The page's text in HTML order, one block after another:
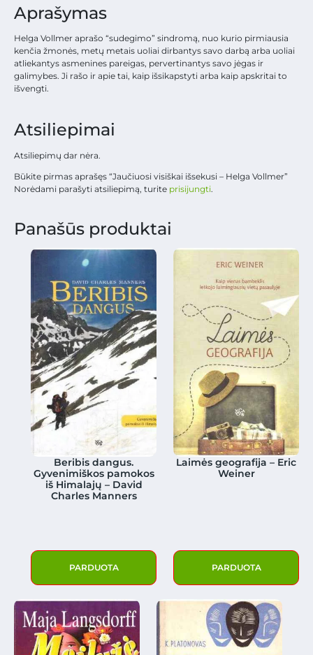
Aprašymas
Helga Vollmer aprašo “sudegimo” sindromą, nuo kurio pirmiausia
kenčia žmonės, metų metais uoliai dirbantys savo darbą arba uoliai
atliekantys asmenines pareigas, pervertinantys savo jėgas ir
galimybes. Ji rašo ir apie tai, kaip išsikapstyti arba kaip apskritai to
išvengti.
Atsiliepimai
Atsiliepimų dar nėra.
Būkite pirmas aprašęs “Jaučiuosi visiškai išsekusi – Helga Vollmer”
Norėdami parašyti atsiliepimą, turite prisijungti.
Panašūs produktai
Beribis dangus.
Gyvenimiškos pamokos
iš Himalajų – David
Charles Manners
PARDUOTA
Laimės geografija – Eric
Weiner
PARDUOTA